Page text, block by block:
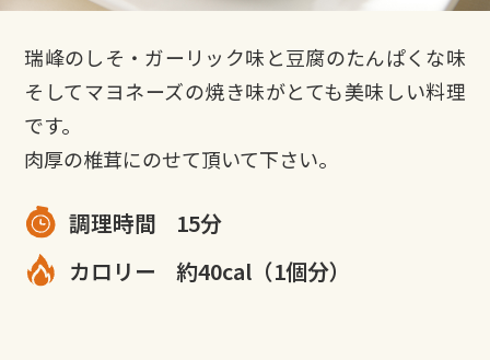
瑞峰のしそ・ガーリック味と豆腐のたんぱくな味
そしてマヨネーズの焼き味がとても美味しい料理
です。
肉厚の椎茸にのせて頂いて下さい。
調理時間
15分
カロリー
約40cal（1個分）